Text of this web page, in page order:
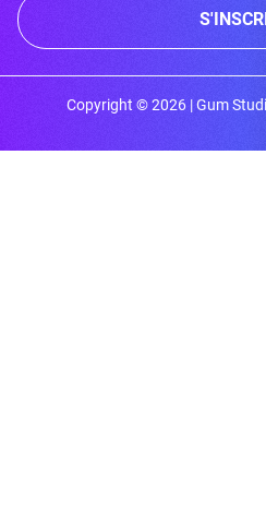
Copyright © 2026 | Gum